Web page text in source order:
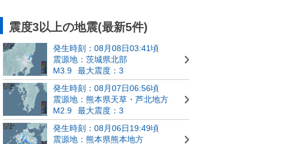
震度3以上の地震(最新5件)
発生時刻：08月08日03:41頃
震源地：茨城県北部
M3.9
最大震度：3
発生時刻：08月07日06:56頃
震源地：熊本県天草・芦北地方
M2.9
最大震度：3
発生時刻：08月06日19:49頃
震源地：熊本県熊本地方